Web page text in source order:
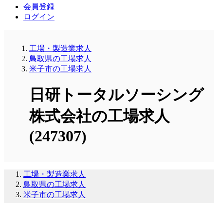
会員登録
ログイン
工場・製造業求人
鳥取県の工場求人
米子市の工場求人
日研トータルソーシング
株式会社の工場求人
(247307)
工場・製造業求人
鳥取県の工場求人
米子市の工場求人